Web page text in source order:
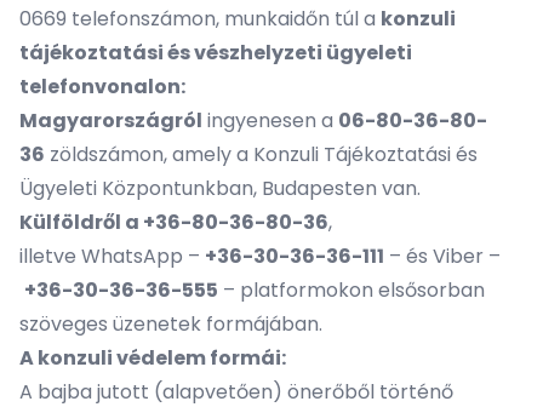
0669 telefonszámon, munkaidőn túl a konzuli
tájékoztatási és vészhelyzeti ügyeleti
telefonvonalon:
Magyarországról ingyenesen a 06-80-36-80-
36 zöldszámon, amely a Konzuli Tájékoztatási és
Ügyeleti Központunkban, Budapesten van.
Külföldről a +36-80-36-80-36,
illetve WhatsApp – +36-30-36-36-111 – és Viber –
+36-30-36-36-555 – platformokon elsősorban
szöveges üzenetek formájában.
A konzuli védelem formái:
A bajba jutott (alapvetően) önerőből történő